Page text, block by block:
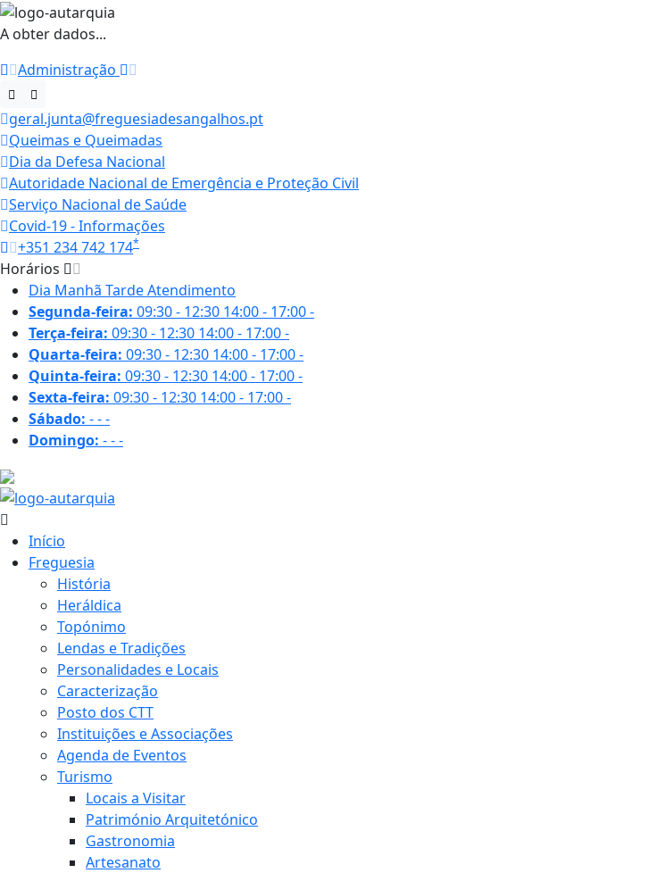
A obter dados...
Administração
geral.junta@freguesiadesangalhos.pt
Queimas e Queimadas
Dia da Defesa Nacional
Autoridade Nacional de Emergência e Proteção Civil
Serviço Nacional de Saúde
Covid-19 - Informações
+351 234 742 174*
Horários
Dia Manhã TardeAtendimento
Segunda-feira: 09:30 - 12:30 14:00 - 17:00-
Terça-feira: 09:30 - 12:30 14:00 - 17:00-
Quarta-feira: 09:30 - 12:30 14:00 - 17:00-
Quinta-feira: 09:30 - 12:30 14:00 - 17:00-
Sexta-feira: 09:30 - 12:30 14:00 - 17:00-
Sábado: ---
Domingo: ---
Início
Freguesia
História
Heráldica
Topónimo
Lendas e Tradições
Personalidades e Locais
Caracterização
Posto dos CTT
Instituições e Associações
Agenda de Eventos
Turismo
Locais a Visitar
Património Arquitetónico
Gastronomia
Artesanato